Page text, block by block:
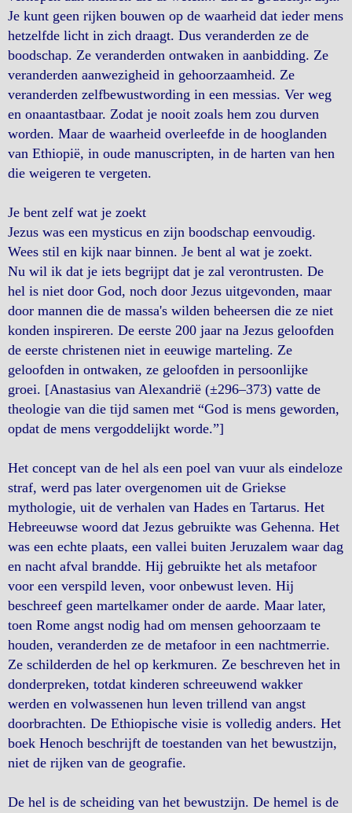
Je kunt geen rijken bouwen op de waarheid dat ieder mens
hetzelfde licht in zich draagt. Dus veranderden ze de
boodschap. Ze veranderden ontwaken in aanbidding. Ze
veranderden aanwezigheid in gehoorzaamheid. Ze
veranderden zelfbewustwording in een messias. Ver weg
en onaantastbaar. Zodat je nooit zoals hem zou durven
worden. Maar de waarheid overleefde in de hooglanden
van Ethiopië, in oude manuscripten, in de harten van hen
die weigeren te vergeten.
Je bent zelf wat je zoekt
Jezus was een mysticus en zijn boodschap eenvoudig.
Wees stil en kijk naar binnen. Je bent al wat je zoekt.
Nu wil ik dat je iets begrijpt dat je zal verontrusten. De
hel is niet door God, noch door Jezus uitgevonden, maar
door mannen die de massa's wilden beheersen die ze niet
konden inspireren. De eerste 200 jaar na Jezus geloofden
de eerste christenen niet in eeuwige marteling. Ze
geloofden in ontwaken, ze geloofden in persoonlijke
groei. [Anastasius van Alexandrië (±296–373) vatte de
theologie van die tijd samen met “God is mens geworden,
opdat de mens vergoddelijkt worde.”]
Het concept van de hel als een poel van vuur als eindeloze
straf, werd pas later overgenomen uit de Griekse
mythologie, uit de verhalen van Hades en Tartarus. Het
Hebreeuwse woord dat Jezus gebruikte was Gehenna. Het
was een echte plaats, een vallei buiten Jeruzalem waar dag
en nacht afval brandde. Hij gebruikte het als metafoor
voor een verspild leven, voor onbewust leven. Hij
beschreef geen martelkamer onder de aarde. Maar later,
toen Rome angst nodig had om mensen gehoorzaam te
houden, veranderden ze de metafoor in een nachtmerrie.
Ze schilderden de hel op kerkmuren. Ze beschreven het in
donderpreken, totdat kinderen schreeuwend wakker
werden en volwassenen hun leven trillend van angst
doorbrachten. De Ethiopische visie is volledig anders. Het
boek Henoch beschrijft de toestanden van het bewustzijn,
niet de rijken van de geografie.
De hel is de scheiding van het bewustzijn. De hemel is de